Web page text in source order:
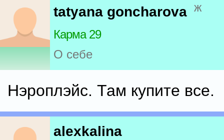
tatyana goncharova ж
Карма 29
О себе
Нэроплэйс. Там купите все.
alexkalina